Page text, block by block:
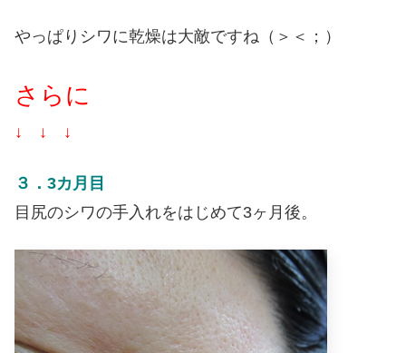
やっぱりシワに乾燥は大敵ですね（＞＜；）
さらに
↓ ↓ ↓
３．3カ月目
目尻のシワの手入れをはじめて3ヶ月後。